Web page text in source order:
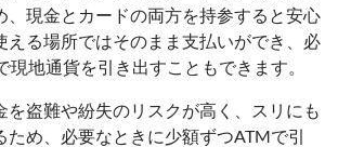
、現金とカードの両方を持参すると安心
える場所ではそのまま支払いができ、必
現地通貨を引き出すこともできます。
を盗難や紛失のリスクが高く、スリにも
ため、必要なときに少額ずつATMで引